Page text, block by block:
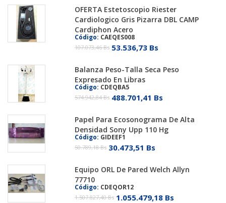
OFERTA Estetoscopio Riester
Cardiologico Gris Pizarra DBL CAMP
Cardiphon Acero
Código: CAEQES008
107.073,46 Bs 53.536,73 Bs
Balanza Peso-Talla Seca Peso
Expresado En Libras
Código: CDEQBA5
574.942,84 Bs 488.701,41 Bs
Papel Para Ecosonograma De Alta
Densidad Sony Upp 110 Hg
Código: GIDEEF1
50.789,18 Bs 30.473,51 Bs
Equipo ORL De Pared Welch Allyn
77710
Código: CDEQOR12
1.507.827,40 Bs 1.055.479,18 Bs